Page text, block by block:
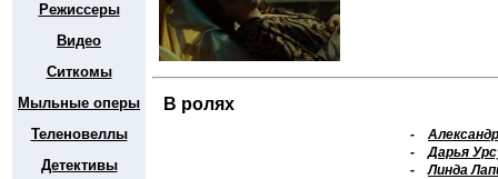
Режиссеры
Видео
Ситкомы
Мыльные оперы
Теленовеллы
Детективы
В ролях
-
-Дарья
-Линда